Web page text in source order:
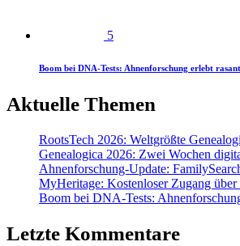
5
Boom bei DNA-Tests: Ahnenforschung erlebt
Aktuelle Themen
RootsTech 2026: Weltgrößte
Genealogica 2026: Zwei Wochen
Ahnenforschung-Update:
MyHeritage: Kostenloser Zugang
Boom bei DNA-Tests:
Letzte Kommentare